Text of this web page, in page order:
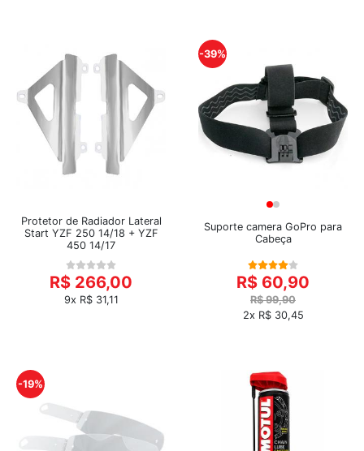
Protetor de Radiador Lateral
Start YZF 250 14/18 + YZF
450 14/17
R$ 266,00
9x R$ 31,11
-39%
Suporte camera GoPro para
Cabeça
R$ 60,90
R$ 99,90
2x R$ 30,45
-19%